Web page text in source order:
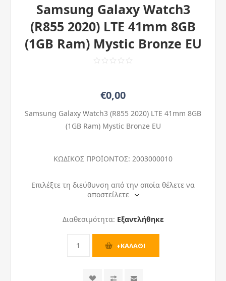
Samsung Galaxy Watch3
(R855 2020) LTE 41mm 8GB
(1GB Ram) Mystic Bronze EU
€0,00
Samsung Galaxy Watch3 (R855 2020) LTE 41mm 8GB
(1GB Ram) Mystic Bronze EU
ΚΩΔΙΚΟΣ ΠΡΟΪΟΝΤΟΣ: 2003000010
Επιλέξτε τη διεύθυνση από την οποία θέλετε να
αποστείλετε
Διαθεσιμότητα: Εξαντλήθηκε